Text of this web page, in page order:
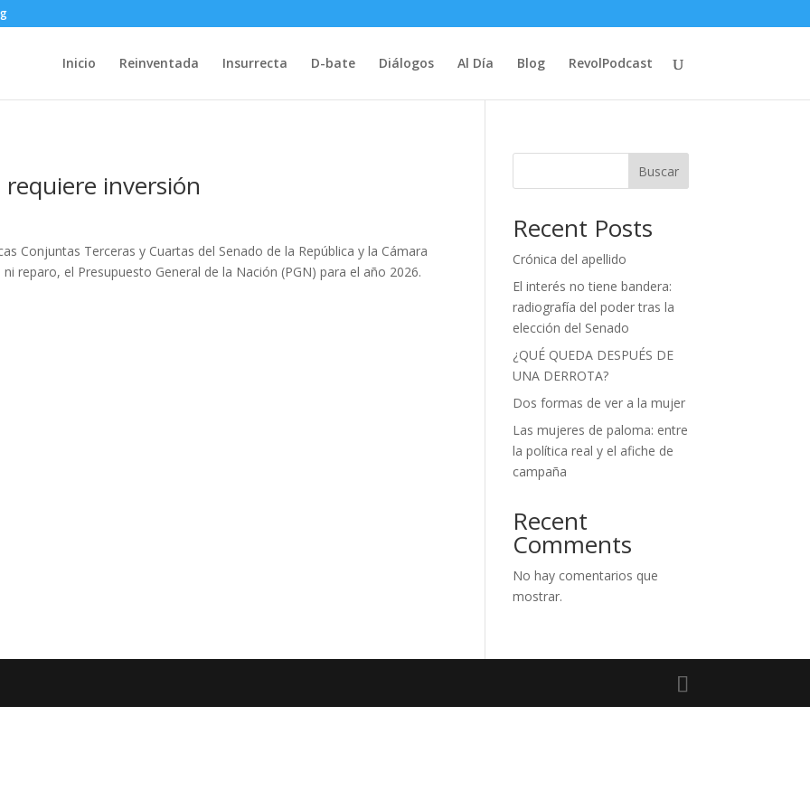
Inicio Reinventada Insurrecta D-bate Diálogos Al Día Blog RevolPodcast
inversión
Conjuntas Terceras y Cuartas del Senado de la República y la Cámara
reparo, el Presupuesto General de la Nación (PGN) para el año 2026.
Buscar
Recent Posts
Crónica del apellido
El interés no tiene bandera:
radiografía del poder tras la
elección del Senado
¿QUÉ QUEDA DESPUÉS DE
UNA DERROTA?
Dos formas de ver a la mujer
Las mujeres de paloma: entre
la política real y el afiche de
campaña
Recent
Comments
No hay comentarios que
mostrar.